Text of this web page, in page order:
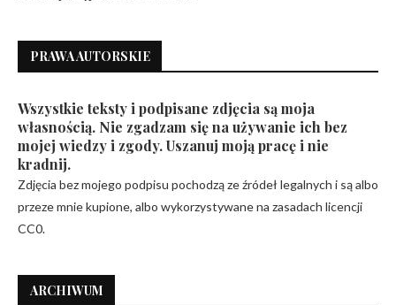
PRAWA AUTORSKIE
Wszystkie teksty i podpisane zdjęcia są moja
własnością. Nie zgadzam się na używanie ich bez
mojej wiedzy i zgody. Uszanuj moją pracę i nie
kradnij.
Zdjęcia bez mojego podpisu pochodzą ze źródeł legalnych i są albo
przeze mnie kupione, albo wykorzystywane na zasadach licencji
CC0.
ARCHIWUM